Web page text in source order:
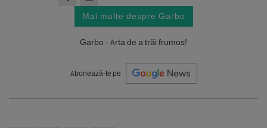
Mai multe despre Garbo
Garbo - Arta de a trăi frumos!
Abonează-te pe